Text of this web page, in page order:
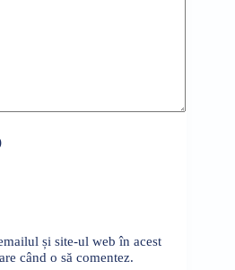
și site-ul web în acest
când o să comentez.